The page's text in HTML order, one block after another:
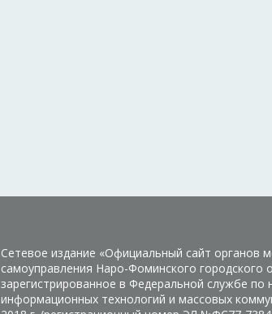
Сетевое издание «Официальный сайт органов
самоуправления Наро-Фоминского городского
зарегистрированное в Федеральной службе по
информационных технологий и массовых